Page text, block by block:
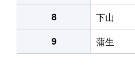
8
下山
9
蒲生